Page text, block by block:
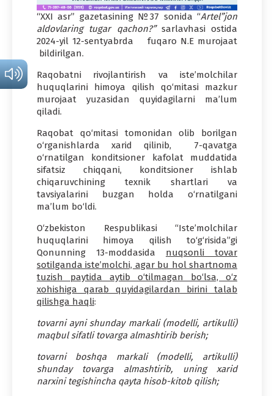
“XXI asr” gazetasining №37 sonida “Artel”jon
aldovlaring tugar qachon?”sarlavhasi ostida
2024-yil 12-sentyabrda fuqaro N.E murojaat
bildirilgan.
Raqobatni rivojlantirish va iste’molchilar
huquqlarini himoya qilish qo‘mitasi mazkur
murojaat yuzasidan quyidagilarni ma’lum
qiladi.
Raqobat qo‘mitasi tomonidan olib borilgan
o‘rganishlarda xarid qilinib, 7-qavatga
o‘rnatilgan konditsioner kafolat muddatida
sifatsiz chiqqani, konditsioner ishlab
chiqaruvchining texnik shartlari va
tavsiyalarini buzgan holda o‘rnatilgani
ma’lum bo‘ldi.
O‘zbekiston Respublikasi “Iste’molchilar
huquqlarini himoya qilish to‘g‘risida”gi
Qonunning 13-moddasida nuqsonli tovar
sotilganda iste’molchi, agar bu hol shartnoma
tuzish paytida aytib o‘tilmagan bo‘lsa, o‘z
xohishiga qarab quyidagilardan birini talab
qilishga haqli:
tovarni ayni shunday markali (modelli, artikulli)
maqbul sifatli tovarga almashtirib berish;
tovarni boshqa markali (modelli, artikulli)
shunday tovarga almashtirib, uning xarid
narxini tegishincha qayta hisob-kitob qilish;